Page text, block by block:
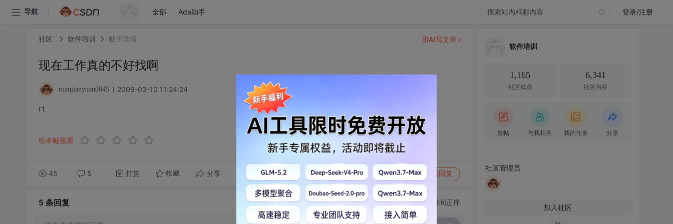
导航 全部 Ada助手 登录/注册
社区 软件培训 帖子详情
现在工作真的不好找啊
ruanjianyuan0045 2009-03-10 11:24:24
rt
给本帖投票
45 5 打赏 收藏 分享 转发到动态 举报 写回复
用AI写文章
5 条回复 切换为时间正序
软件培训
1,165
社区成员
6,341
社区内容
发帖 与我相关 我的任务 分享
社区管理员
加入社区